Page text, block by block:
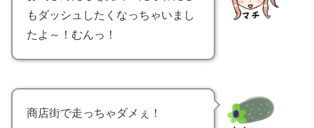
もダッシュしたくなっちゃいまし
たよ～！むんっ！
商店街で走っちゃダメぇ！